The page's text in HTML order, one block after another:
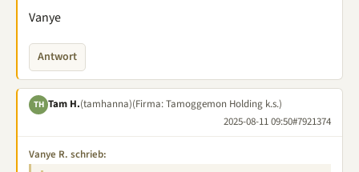
Vanye
Antwort
TH Tam H.(tamhanna)(Firma: Tamoggemon Holding k.s.)
2025-08-11 09:50#7921374
Vanye R. schrieb: